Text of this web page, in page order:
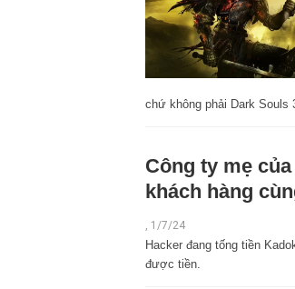
chứ không phải Dark Souls
Công ty mẹ
khách hàng
, 1/7/24
Hacker đang tống tiền
được tiền.